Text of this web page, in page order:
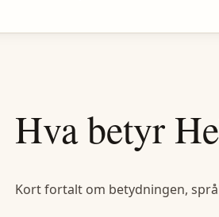
Hva betyr
Kort fortalt om betydningen,